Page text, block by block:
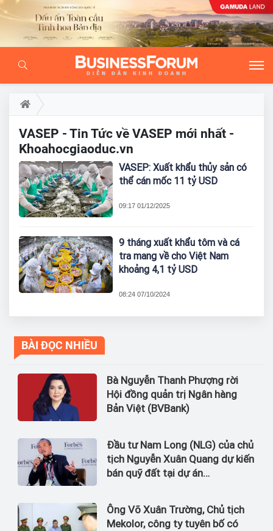
VASEP - Tin Tức về VASEP mới nhất -
Khoahocgiaoduc.vn
VASEP: Xuất khẩu thủy sản có
thể cán mốc 11 tỷ USD
09:17 01/12/2025
9 tháng xuất khẩu tôm và cá
tra mang về cho Việt Nam
khoảng 4,1 tỷ USD
08:24 07/10/2024
BÀI ĐỌC NHIỀU
Bà Nguyễn Thanh Phượng rời
Hội đồng quản trị Ngân hàng
Bản Việt (BVBank)
Đầu tư Nam Long (NLG) của chủ
tịch Nguyễn Xuân Quang dự kiến
bán quỹ đất tại dự án
Ông Võ Xuân Trường, Chủ tịch
Mekolor, công ty tuyên bố có